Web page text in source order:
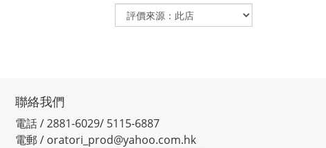
聯絡我們
電話 / 2881-6029/ 5115-6887
電郵 / oratori_prod@yahoo.com.hk